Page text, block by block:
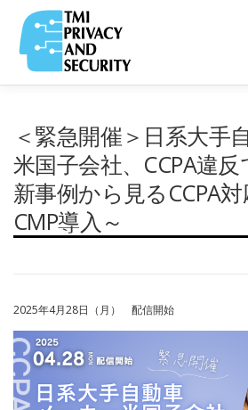
TOP ABOUT RELEASE
PRIVACY
&
SECURITY NEWS
PRIVACY
＜緊急開催＞日系大手
米国子会社、CCPA違
新事例から見るCCPA
CMP導入～
2025年4月28日（月） 配信開始